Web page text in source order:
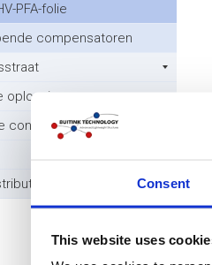
Consent
This website uses
PFA-folie
compensatoren
oplossingen
constructies
gezocht